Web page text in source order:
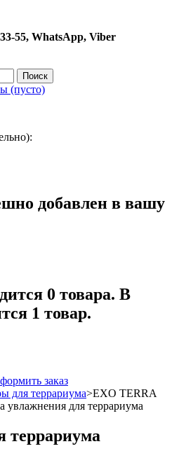
55, WhatsApp, Viber
Поиск
(пусто)
добавлен в вашу
0 товара. В
1 товар.
заказ
для террариума>EXO TERRA
увлажнения для террариума
террариума